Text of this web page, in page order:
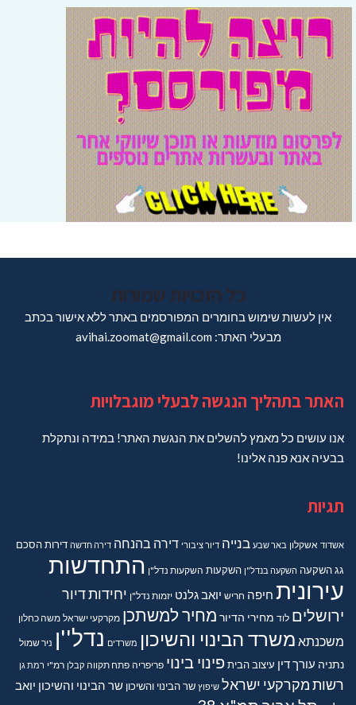
כל הזכויות שמורות
אין לעשות שימוש בחומרים המפורסמים באתר ללא אישור בכתב
מבעלי האתר: avihai.zoomat@gmail.com
האתר בתהליך הנגשה לבעלי מוגבלויות
אנו עושים כל מאמץ להשלים את הנגשת האתר! במידה ונתקלת
בבעיה אנא פנה אלינו!
תגיות
אשדוד אשקלון באר שבע בנייה דיור ציבורי דירה בהנחה דירה חדשה דירותהסכם
גגהשקעה השקעה בנדל"ן השקעות השקעות נדל"ן התחדשות
עירונית חיפה חריש יואב גלנט יזמות נדל"ן יחידות דיור
ירושלים לוד מחירי הדיור מחיר למשתכן מקרקעי ישראל משה כחלון
משכנתא משרד הבינוי והשיכון משרדים נדל''ן ניר שמול
נתניה עורך דין עיצוב הבית פינוי בינוי פריפריה פתח תקווה קבלן רמ"י רמת גן
רשות מקרקעי ישראל שיפוץ שר הבינוי והשיכון שר הבינוי והשיכון יואב